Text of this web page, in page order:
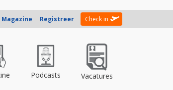
Registreer Check in
Podcasts Vacatures